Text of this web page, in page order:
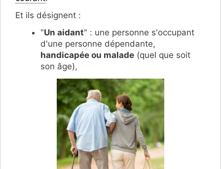
Et ils désignent :
"Un aidant" : une personne s'occupant
d'une personne dépendante,
handicapée ou malade (quel que soit
son âge),